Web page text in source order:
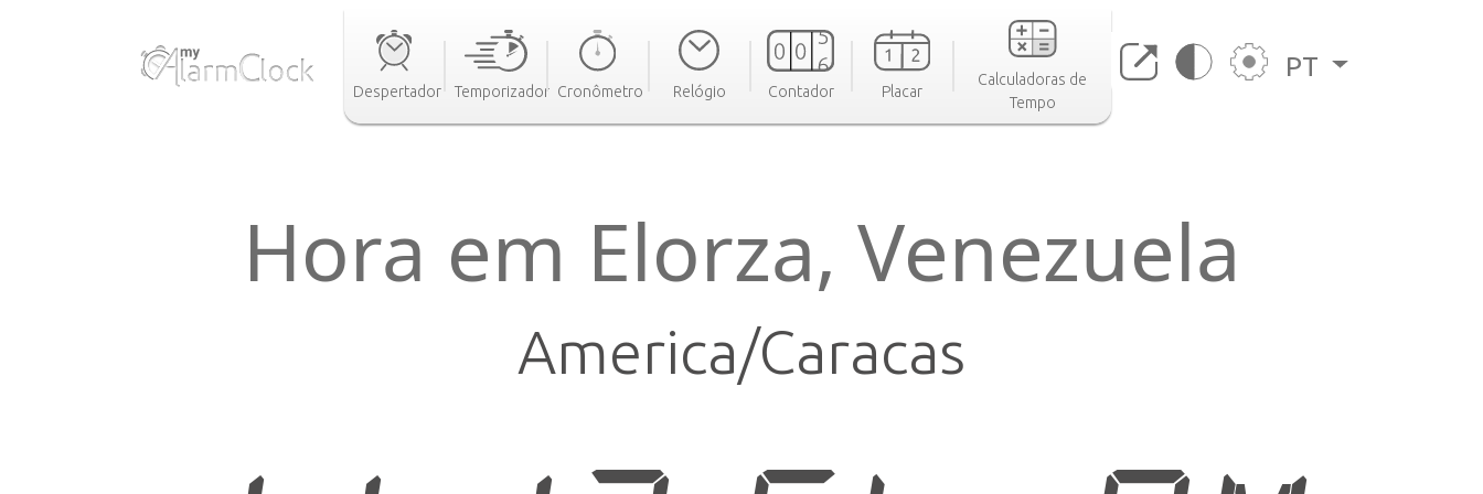
Despertador Temporizador Cronômetro Relógio Contador Placar
Calculadoras de
Tempo
PT
Hora em Elorza, Venezuela
America/Caracas